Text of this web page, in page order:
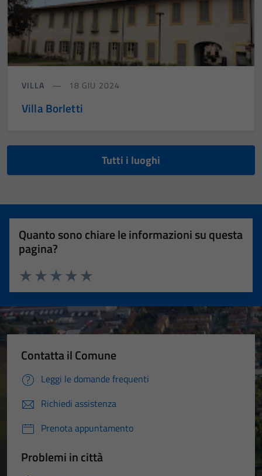
VILLA 18 GIU 2024
Villa Borletti
Tutti i luoghi
Quanto sono chiare le informazioni su questa
pagina?
Valuta 5 stelle su 5
Valuta 4 stelle su 5
Valuta 3 stelle su 5
Valuta 2 stelle su 5
Valuta 1 stelle su 5
Contatta il Comune
Leggi le domande frequenti
Richiedi assistenza
Prenota appuntamento
Problemi in città